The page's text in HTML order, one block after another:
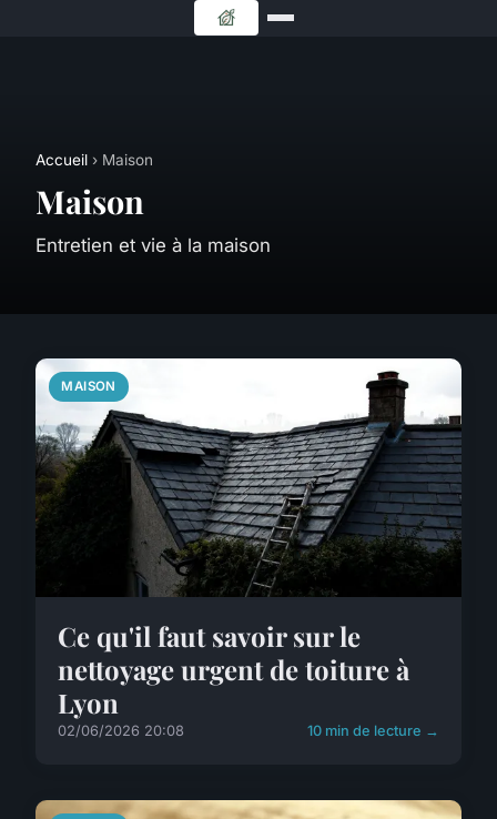
Accueil › Maison
Maison
Entretien et vie à la maison
MAISON
Ce qu'il faut savoir sur le
nettoyage urgent de toiture à
Lyon
02/06/2026 20:08 10 min de lecture →